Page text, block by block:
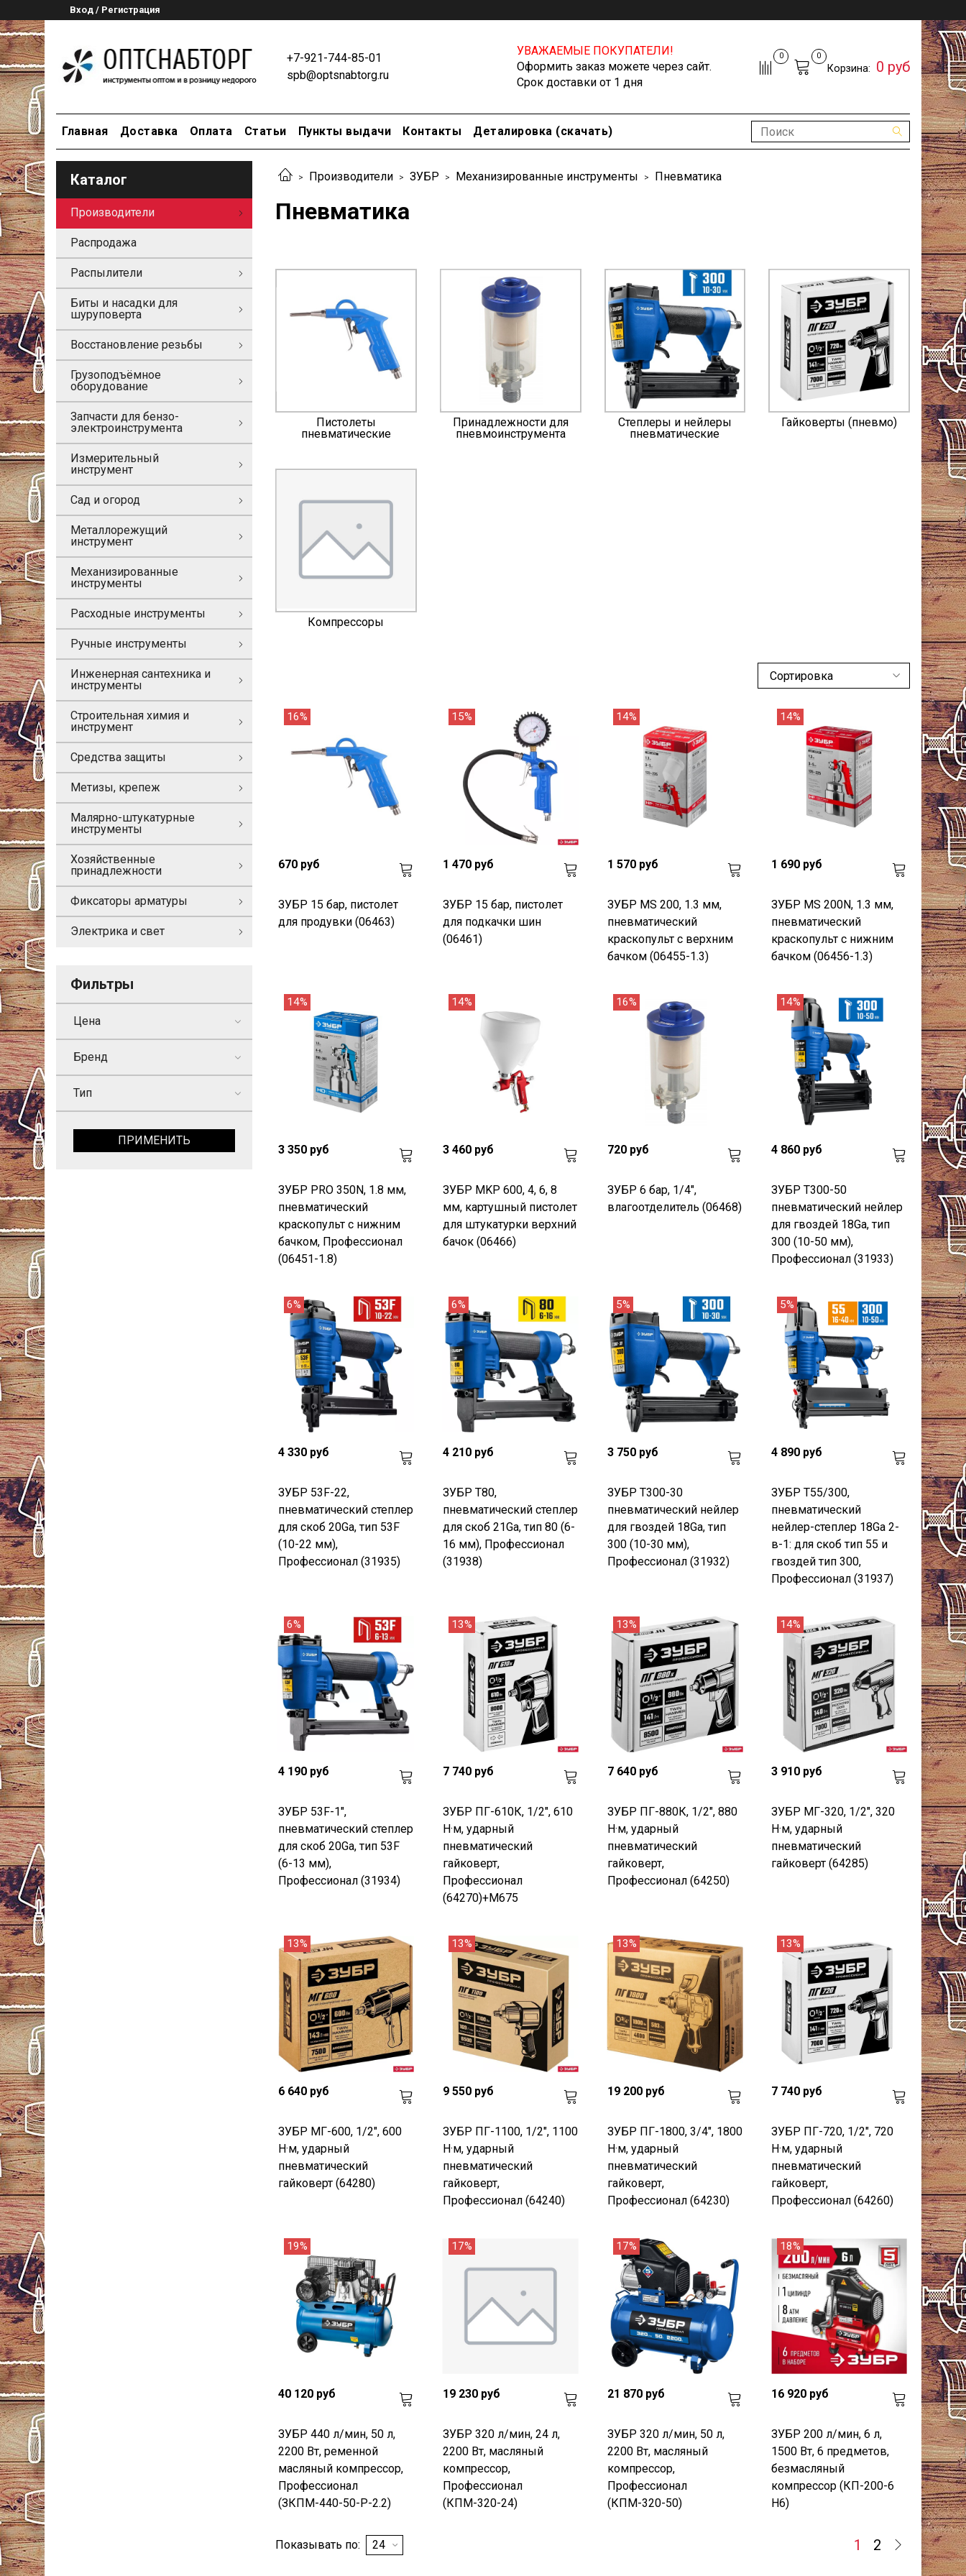
Вход / Регистрация
+7-921-744-85-01
spb@optsnabtorg.ru
УВАЖАЕМЫЕ ПОКУПАТЕЛИ!
Оформить заказ можете через сайт.
Срок доставки от 1 дня
0 0
Корзина: 0 руб
Главная Доставка Оплата Статьи Пункты выдачи Контакты Деталировка (скачать)
Производители ЗУБР Механизированные инструменты Пневматика
Пневматика
Пистолеты
пневматические
Принадлежности для
пневмоинструмента
Степлеры и нейлеры
пневматические
Гайковерты (пневмо)
Компрессоры
16%
670 руб
ЗУБР 15 бар, пистолет
для продувки (06463)
15%
1 470 руб
ЗУБР 15 бар, пистолет
для подкачки шин
(06461)
14%
1 570 руб
ЗУБР MS 200, 1.3 мм,
пневматический
краскопульт с верхним
бачком (06455-1.3)
14%
1 690 руб
ЗУБР MS 200N, 1.3 мм,
пневматический
краскопульт с нижним
бачком (06456-1.3)
14%
3 350 руб
ЗУБР PRO 350N, 1.8 мм,
пневматический
краскопульт с нижним
бачком, Профессионал
(06451-1.8)
14%
3 460 руб
ЗУБР MKP 600, 4, 6, 8
мм, картушный пистолет
для штукатурки верхний
бачок (06466)
16%
720 руб
ЗУБР 6 бар, 1/4",
влагоотделитель (06468)
14%
4 860 руб
ЗУБР Т300-50
пневматический нейлер
для гвоздей 18Ga, тип
300 (10-50 мм),
Профессионал (31933)
6%
4 330 руб
ЗУБР 53F-22,
пневматический степлер
для скоб 20Ga, тип 53F
(10-22 мм),
Профессионал (31935)
6%
4 210 руб
ЗУБР Т80,
пневматический степлер
для скоб 21Ga, тип 80 (6-
16 мм), Профессионал
(31938)
5%
3 750 руб
ЗУБР Т300-30
пневматический нейлер
для гвоздей 18Ga, тип
300 (10-30 мм),
Профессионал (31932)
5%
4 890 руб
ЗУБР Т55/300,
пневматический
нейлер-степлер 18Ga 2-
в-1: для скоб тип 55 и
гвоздей тип 300,
Профессионал (31937)
6%
4 190 руб
ЗУБР 53F-1",
пневматический степлер
для скоб 20Ga, тип 53F
(6-13 мм),
Профессионал (31934)
13%
7 740 руб
ЗУБР ПГ-610К, 1/2", 610
Н·м, ударный
пневматический
гайковерт,
Профессионал
(64270)+M675
13%
7 640 руб
ЗУБР ПГ-880К, 1/2", 880
Н·м, ударный
пневматический
гайковерт,
Профессионал (64250)
14%
3 910 руб
ЗУБР МГ-320, 1/2", 320
Н·м, ударный
пневматический
гайковерт (64285)
13%
6 640 руб
ЗУБР МГ-600, 1/2", 600
Н·м, ударный
пневматический
гайковерт (64280)
13%
9 550 руб
ЗУБР ПГ-1100, 1/2", 1100
Н·м, ударный
пневматический
гайковерт,
Профессионал (64240)
13%
19 200 руб
ЗУБР ПГ-1800, 3/4", 1800
Н·м, ударный
пневматический
гайковерт,
Профессионал (64230)
13%
7 740 руб
ЗУБР ПГ-720, 1/2", 720
Н·м, ударный
пневматический
гайковерт,
Профессионал (64260)
19%
40 120 руб
ЗУБР 440 л/мин, 50 л,
2200 Вт, ременной
масляный компрессор,
Профессионал
(ЗКПМ-440-50-Р-2.2)
17%
19 230 руб
ЗУБР 320 л/мин, 24 л,
2200 Вт, масляный
компрессор,
Профессионал
(КПМ-320-24)
17%
21 870 руб
ЗУБР 320 л/мин, 50 л,
2200 Вт, масляный
компрессор,
Профессионал
(КПМ-320-50)
18%
16 920 руб
ЗУБР 200 л/мин, 6 л,
1500 Вт, 6 предметов,
безмасляный
компрессор (КП-200-6
Н6)
Показывать по: 1 2
Каталог
Производители
Распродажа
Распылители
Биты и насадки для
шуруповерта
Восстановление резьбы
Грузоподъёмное
оборудование
Запчасти для бензо-
электроинструмента
Измерительный
инструмент
Сад и огород
Металлорежущий
инструмент
Механизированные
инструменты
Расходные инструменты
Ручные инструменты
Инженерная сантехника и
инструменты
Строительная химия и
инструмент
Средства защиты
Метизы, крепеж
Малярно-штукатурные
инструменты
Хозяйственные
принадлежности
Фиксаторы арматуры
Электрика и свет
Фильтры
Цена
Бренд
Тип
ПРИМЕНИТЬ